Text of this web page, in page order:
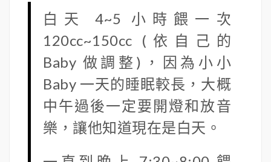
白天 4~5 小時餵一次
120cc~150cc (依自己的
Baby 做調整)，因為小小
Baby 一天的睡眠較長，大概
中午過後一定要開燈和放音
樂，讓他知道現在是白天。